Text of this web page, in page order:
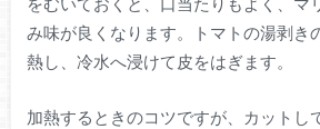
み味が良くなります。トマトの湯剥き
熱し、冷水へ浸けて皮をはぎます。
加熱するときのコツですが、カットし